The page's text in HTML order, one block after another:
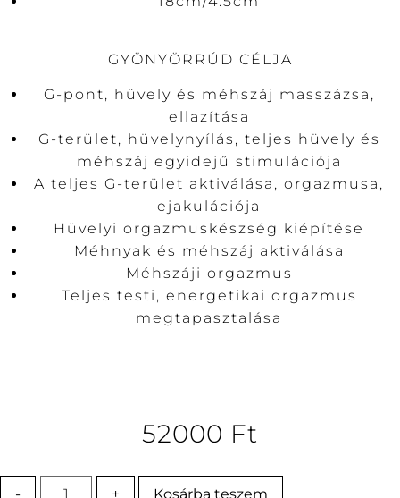
GYÖNYÖRRÚD CÉLJA
G-pont, hüvely és méhszáj masszázsa,
ellazítása
G-terület, hüvelynyílás, teljes hüvely és
méhszáj egyidejű stimulációja
A teljes G-terület aktiválása, orgazmusa,
ejakulációja
Hüvelyi orgazmuskészség kiépítése
Méhnyak és méhszáj aktiválása
Méhszáji orgazmus
Teljes testi, energetikai orgazmus
megtapasztalása
52000 Ft
- + Kosárba teszem